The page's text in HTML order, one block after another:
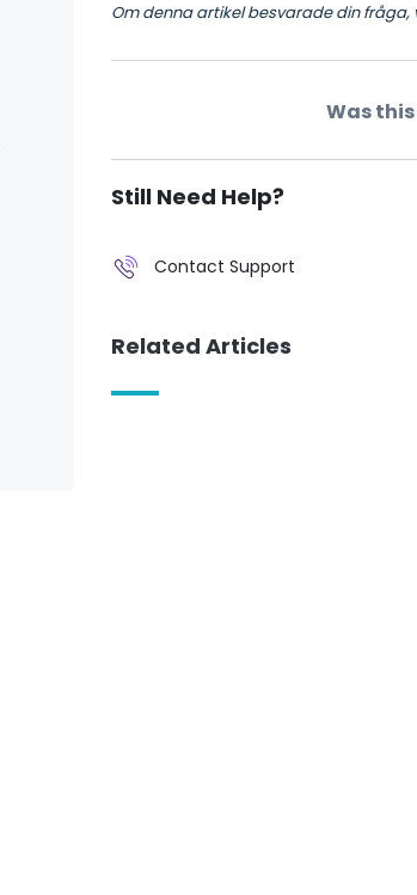
Om denna artikel besvarade din
Was
Still Need Help?
Contact Support
Related Articles